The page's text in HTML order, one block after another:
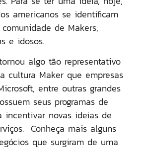
americanos se identificam
de Makers,
e idosos.
algo tão representativo
cultura Maker que empresas
entre outras grandes
seus programas de
incentivar novas ideias de
Conheça mais alguns
que surgiram de uma